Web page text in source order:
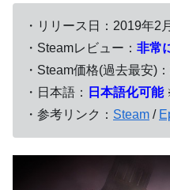
・リリース日：2019年2
・Steamレビュー： 非常
・Steam価格(過去最安)
・日本語：
日本語化可能
・参考リンク： Steam /